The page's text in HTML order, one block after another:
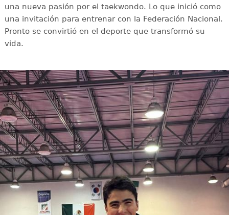
una nueva pasión por el taekwondo. Lo que inició como
una invitación para entrenar con la Federación Nacional.
Pronto se convirtió en el deporte que transformó su
vida.